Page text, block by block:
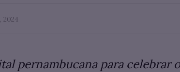
2024
pernambucana para celebrar